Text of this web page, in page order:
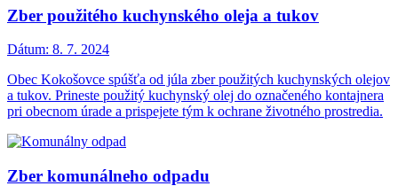
Zber použitého kuchynského oleja a tukov
Dátum: 8. 7. 2024
Obec Kokošovce spúšťa od júla zber použitých kuchynských olejov
a tukov. Prineste použitý kuchynský olej do označeného kontajnera
pri obecnom úrade a prispejete tým k ochrane životného prostredia.
Zber komunálneho odpadu